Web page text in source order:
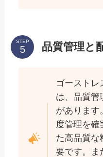
STEP 品質管理と
ゴーストレ
は、品質管
があります
度管理を確
た高品質な
要です。ま